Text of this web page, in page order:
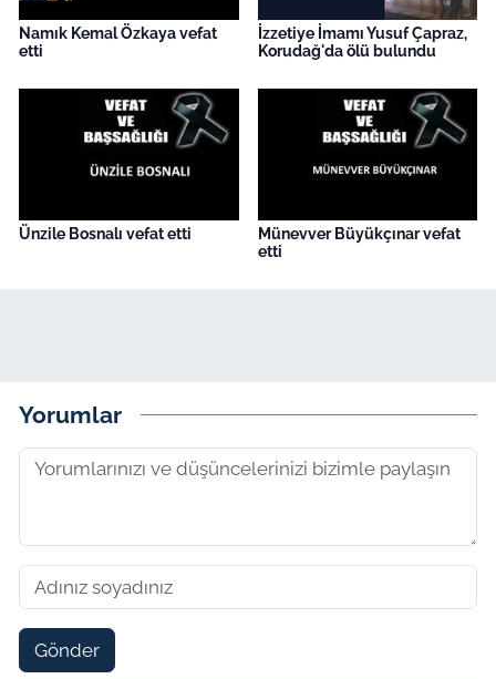
Namık Kemal Özkaya vefat
etti
İzzetiye İmamı Yusuf Çapraz,
Korudağ'da ölü bulundu
Ünzile Bosnalı vefat etti
Münevver Büyükçınar vefat
etti
Yorumlar
Gönder